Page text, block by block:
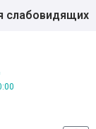
слабовидящих